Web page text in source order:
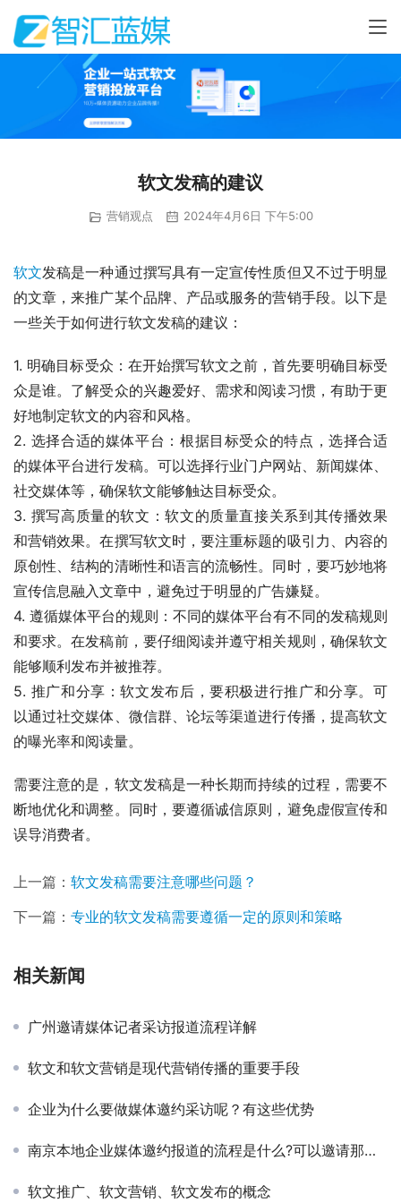
软文发稿的建议
营销观点 2024年4月6日 下午5:00
软文发稿是一种通过撰写具有一定宣传性质但又不过于明显
的文章，来推广某个品牌、产品或服务的营销手段。以下是
一些关于如何进行软文发稿的建议：
1. 明确目标受众：在开始撰写软文之前，首先要明确目标受
众是谁。了解受众的兴趣爱好、需求和阅读习惯，有助于更
好地制定软文的内容和风格。
2. 选择合适的媒体平台：根据目标受众的特点，选择合适
的媒体平台进行发稿。可以选择行业门户网站、新闻媒体、
社交媒体等，确保软文能够触达目标受众。
3. 撰写高质量的软文：软文的质量直接关系到其传播效果
和营销效果。在撰写软文时，要注重标题的吸引力、内容的
原创性、结构的清晰性和语言的流畅性。同时，要巧妙地将
宣传信息融入文章中，避免过于明显的广告嫌疑。
4. 遵循媒体平台的规则：不同的媒体平台有不同的发稿规则
和要求。在发稿前，要仔细阅读并遵守相关规则，确保软文
能够顺利发布并被推荐。
5. 推广和分享：软文发布后，要积极进行推广和分享。可
以通过社交媒体、微信群、论坛等渠道进行传播，提高软文
的曝光率和阅读量。
需要注意的是，软文发稿是一种长期而持续的过程，需要不
断地优化和调整。同时，要遵循诚信原则，避免虚假宣传和
误导消费者。
上一篇： 软文发稿需要注意哪些问题？
下一篇： 专业的软文发稿需要遵循一定的原则和策略
相关新闻
广州邀请媒体记者采访报道流程详解
软文和软文营销是现代营销传播的重要手段
企业为什么要做媒体邀约采访呢？有这些优势
南京本地企业媒体邀约报道的流程是什么?可以邀请那些本地好的媒体采访？
软文推广、软文营销、软文发布的概念